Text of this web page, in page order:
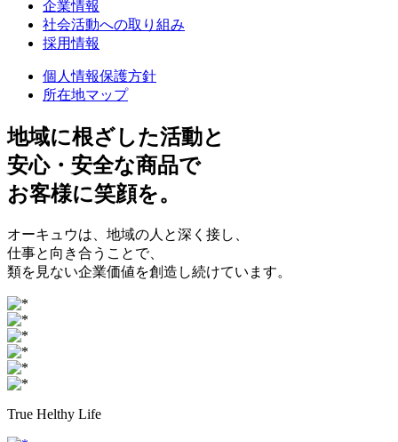
企業情報
社会活動への取り組み
採用情報
個人情報保護方針
所在地マップ
地域に根ざした活動と
安心・安全な商品で
お客様に笑顔を。
オーキュウは、地域の人と深く接し、
仕事と向き合うことで、
類を見ない企業価値を創造し続けています。
True Helthy Life